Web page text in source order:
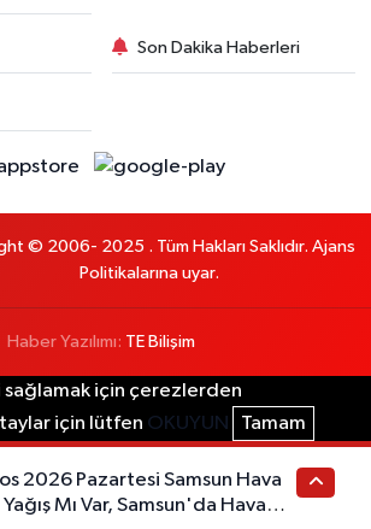
Son Dakika Haberleri
© 2006- 2025 . Tüm Hakları Saklıdır. Ajans
Politikalarına uyar.
Haber Yazılımı: TE Bilişim
sağlamak için çerezlerden
için lütfen OKUYUN Tamam
2026 Pazartesi Samsun Hava
Mı Var, Samsun'da Hava